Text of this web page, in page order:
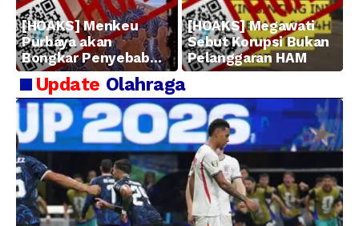
[HOAKS] Menkeu
Purbaya akan
Bongkar Penyebab
Kerugian BUMN
[HOAKS] Megawati
Sebut Korupsi Bukan
Pelanggaran HAM
Update Olahraga